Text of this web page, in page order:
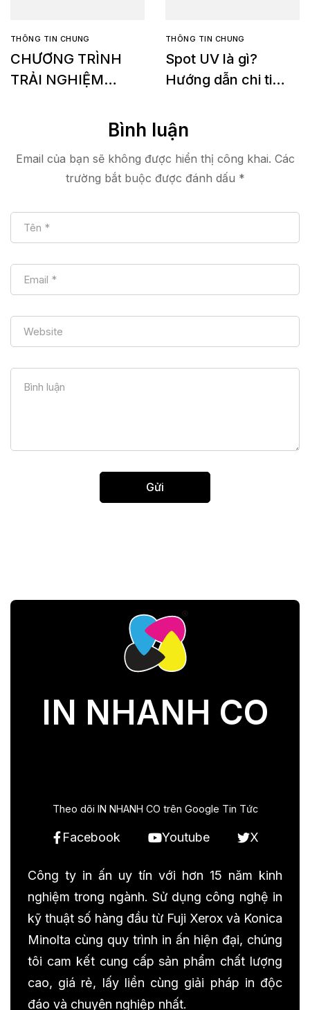
THÔNG TIN CHUNG
CHƯƠNG TRÌNH
TRẢI NGHIỆM
Minolta Accurio
THÔNG TIN CHUNG
Spot UV là gì?
Hướng dẫn chi tiết
UV
Bình luận
Email của bạn sẽ không được hiển thị công khai. Các
trường bắt buộc được đánh dấu *
IN NHANH CO
Theo dõi IN NHANH CO trên Google Tin Tức
Facebook Youtube X
Công ty in ấn uy tín với hơn 15 năm kinh
nghiệm trong ngành. Sử dụng công nghệ in
kỹ thuật số hàng đầu từ Fuji Xerox và Konica
Minolta cùng quy trình in ấn hiện đại, chúng
tôi cam kết cung cấp sản phẩm chất lượng
cao, giá rẻ, lấy liền cùng giải pháp in độc
đáo và chuyên nghiệp nhất.